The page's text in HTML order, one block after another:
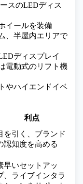
スのLEDディス
イールを装備
、半屋内エリアで
ディスプレイ
電動式のリフト機
やハイエンドイベ
利点
を引く、ブランド
認知度を高める
早いセットアッ
、ライブインタラ